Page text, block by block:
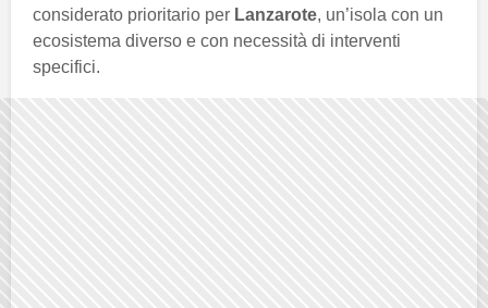
considerato prioritario per Lanzarote, un’isola con un
ecosistema diverso e con necessità di interventi
specifici.